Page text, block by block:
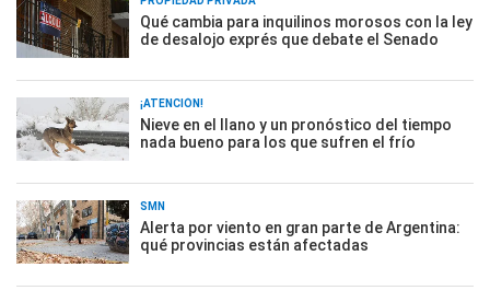
Qué cambia para inquilinos morosos con la ley
de desalojo exprés que debate el Senado
¡ATENCIÓN!
Nieve en el llano y un pronóstico del tiempo
nada bueno para los que sufren el frío
SMN
Alerta por viento en gran parte de Argentina:
qué provincias están afectadas